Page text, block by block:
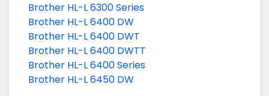
Brother HL-L 6300 Series
Brother HL-L 6400 DW
Brother HL-L 6400 DWT
Brother HL-L 6400 DWTT
Brother HL-L 6400 Series
Brother HL-L 6450 DW